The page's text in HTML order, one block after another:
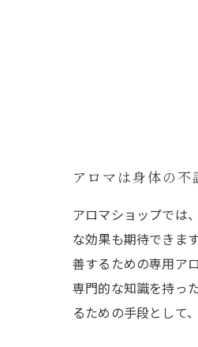
アロマは身体の不
アロマショップでは
な効果も期待できま
善するための専用ア
専門的な知識を持っ
るための手段として